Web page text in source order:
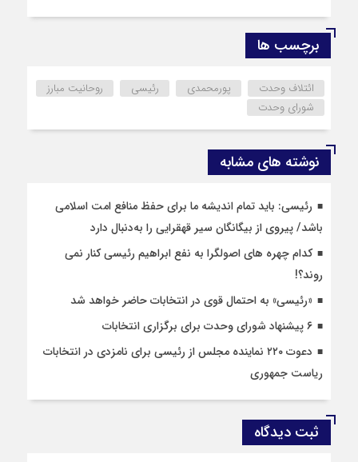
برچسب ها
ائتلاف وحدت پورمحمدی رئیسی
روحانیت مبارز
شورای وحدت
نوشته های مشابه
رئیسی: باید تمام اندیشه ما برای حفظ منافع امت اسلامی
باشد/ پیروی از بیگانگان سیر قهقرایی را به‌دنبال دارد
کدام چهره های اصولگرا به نفع ابراهیم رئیسی کنار نمی
روند؟!
«رئیسی» به احتمال قوی در انتخابات حاضر خواهد شد
۶ پیشنهاد شورای وحدت برای برگزاری انتخابات
دعوت ۲۲۰ نماینده مجلس از رئیسی برای نامزدی در انتخابات
ریاست جمهوری
ثبت دیدگاه